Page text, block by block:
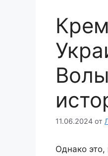
11.06.2024 от
Однако